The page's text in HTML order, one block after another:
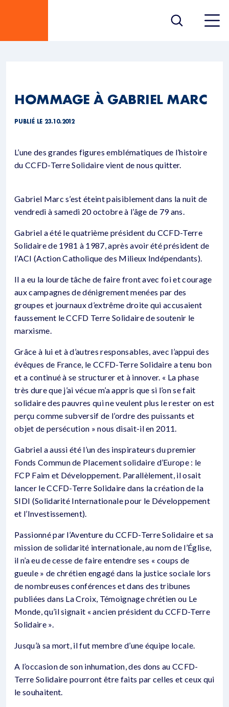
HOMMAGE À GABRIEL MARC
PUBLIÉ LE 23.10.2012
L’une des grandes figures emblématiques de l’histoire
du CCFD-Terre Solidaire vient de nous quitter.
Gabriel Marc s’est éteint paisiblement dans la nuit de
vendredi à samedi 20 octobre à l’âge de 79 ans.
Gabriel a été le quatrième président du CCFD-Terre
Solidaire de 1981 à 1987, après avoir été président de
l’ACI (Action Catholique des Milieux Indépendants).
Il a eu la lourde tâche de faire front avec foi et courage
aux campagnes de dénigrement menées par des
groupes et journaux d’extrême droite qui accusaient
faussement le CCFD Terre Solidaire de soutenir le
marxisme.
Grâce à lui et à d’autres responsables, avec l’appui des
évêques de France, le CCFD-Terre Solidaire a tenu bon
et a continué à se structurer et à innover. « La phase
très dure que j’ai vécue m’a appris que si l’on se fait
solidaire des pauvres qui ne veulent plus le rester on est
perçu comme subversif de l’ordre des puissants et
objet de persécution » nous disait-il en 2011.
Gabriel a aussi été l’un des inspirateurs du premier
Fonds Commun de Placement solidaire d’Europe : le
FCP Faim et Développement. Parallèlement, il osait
lancer le CCFD-Terre Solidaire dans la création de la
SIDI (Solidarité Internationale pour le Développement
et l’Investissement).
Passionné par l’Aventure du CCFD-Terre Solidaire et sa
mission de solidarité internationale, au nom de l’Église,
il n’a eu de cesse de faire entendre ses « coups de
gueule » de chrétien engagé dans la justice sociale lors
de nombreuses conférences et dans des tribunes
publiées dans La Croix, Témoignage chrétien ou Le
Monde, qu’il signait « ancien président du CCFD-Terre
Solidaire ».
Jusqu’à sa mort, il fut membre d’une équipe locale.
A l’occasion de son inhumation, des dons au CCFD-
Terre Solidaire pourront être faits par celles et ceux qui
le souhaitent.